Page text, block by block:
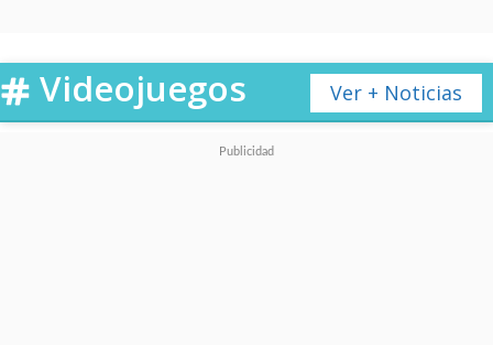
La película de 1993, el primer
Ver + Noticias
Videojuegos